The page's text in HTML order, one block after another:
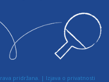
pridržana. | Izjava o privatnosti